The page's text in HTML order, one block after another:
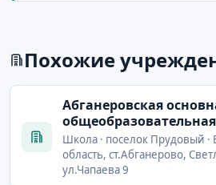
Похожие
Абганеровская
Школа · поселок Прудовый ·
область, ст.Абганерово,
ул.Чапаева 9